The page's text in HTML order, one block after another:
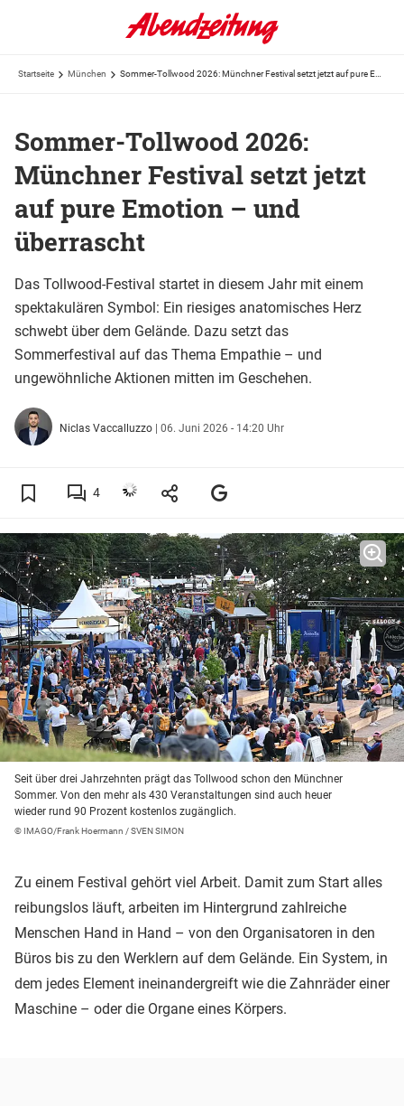
Startseite München
Sommer-Tollwood 2026:
Münchner Festival setzt jetzt
auf pure Emotion – und
überrascht
Das Tollwood-Festival startet in diesem Jahr mit einem
spektakulären Symbol: Ein riesiges anatomisches Herz
schwebt über dem Gelände. Dazu setzt das
Sommerfestival auf das Thema Empathie – und
ungewöhnliche Aktionen mitten im Geschehen.
Niclas Vaccalluzzo | 06. Juni 2026 - 14:20 Uhr
4
Seit über drei Jahrzehnten prägt das Tollwood schon den Münchner
Sommer. Von den mehr als 430 Veranstaltungen sind auch heuer
wieder rund 90 Prozent kostenlos zugänglich.
© IMAGO/Frank Hoermann / SVEN SIMON
Zu einem Festival gehört viel Arbeit. Damit zum Start alles
reibungslos läuft, arbeiten im Hintergrund zahlreiche
Menschen Hand in Hand – von den Organisatoren in den
Büros bis zu den Werklern auf dem Gelände. Ein System, in
dem jedes Element ineinandergreift wie die Zahnräder einer
Maschine – oder die Organe eines Körpers.